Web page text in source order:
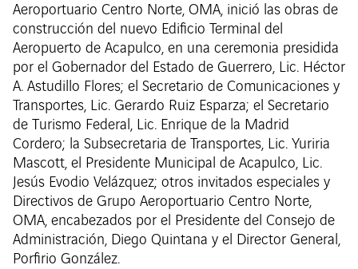
Aeroportuario Centro Norte, OMA, inició las obras de
construcción del nuevo Edificio Terminal del
Aeropuerto de Acapulco, en una ceremonia presidida
por el Gobernador del Estado de Guerrero, Lic. Héctor
A. Astudillo Flores; el Secretario de Comunicaciones y
Transportes, Lic. Gerardo Ruiz Esparza; el Secretario
de Turismo Federal, Lic. Enrique de la Madrid
Cordero; la Subsecretaria de Transportes, Lic. Yuriria
Mascott, el Presidente Municipal de Acapulco, Lic.
Jesús Evodio Velázquez; otros invitados especiales y
Directivos de Grupo Aeroportuario Centro Norte,
OMA, encabezados por el Presidente del Consejo de
Administración, Diego Quintana y el Director General,
Porfirio González.